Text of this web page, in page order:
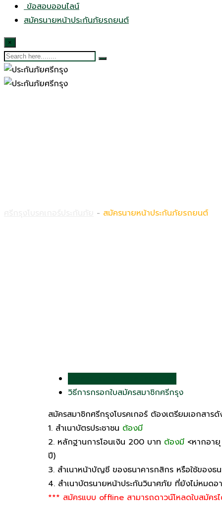
ข้อสอบออนไลน์
สมัครนายหน้าประกันภัยรถยนต์
×
- สมัครนายหน้าประกันภัยรถยนต์
วิธีการกรอกใบสมัครสมาชิกศรีกรุง
สมัครสมาชิกศรีกรุงโบรคเกอร์ ต้องเตรียมเอกสาร
1. สำเนาบัตรประชาชน ต้องมี
2. หลักฐานการโอนเงิน 200 บาท ต้องมี <หากอา
ปี)
3. สำเนาหน้าบัญชี ของธนาคารกสิกร หรือใช้ของธ
4. สำเนาบัตรนายหน้าประกันวินาศภัย ที่ยังไม่หมดอ
*** สมัครแบบ offline สามารถดาวน์โหลดใบสมัคร